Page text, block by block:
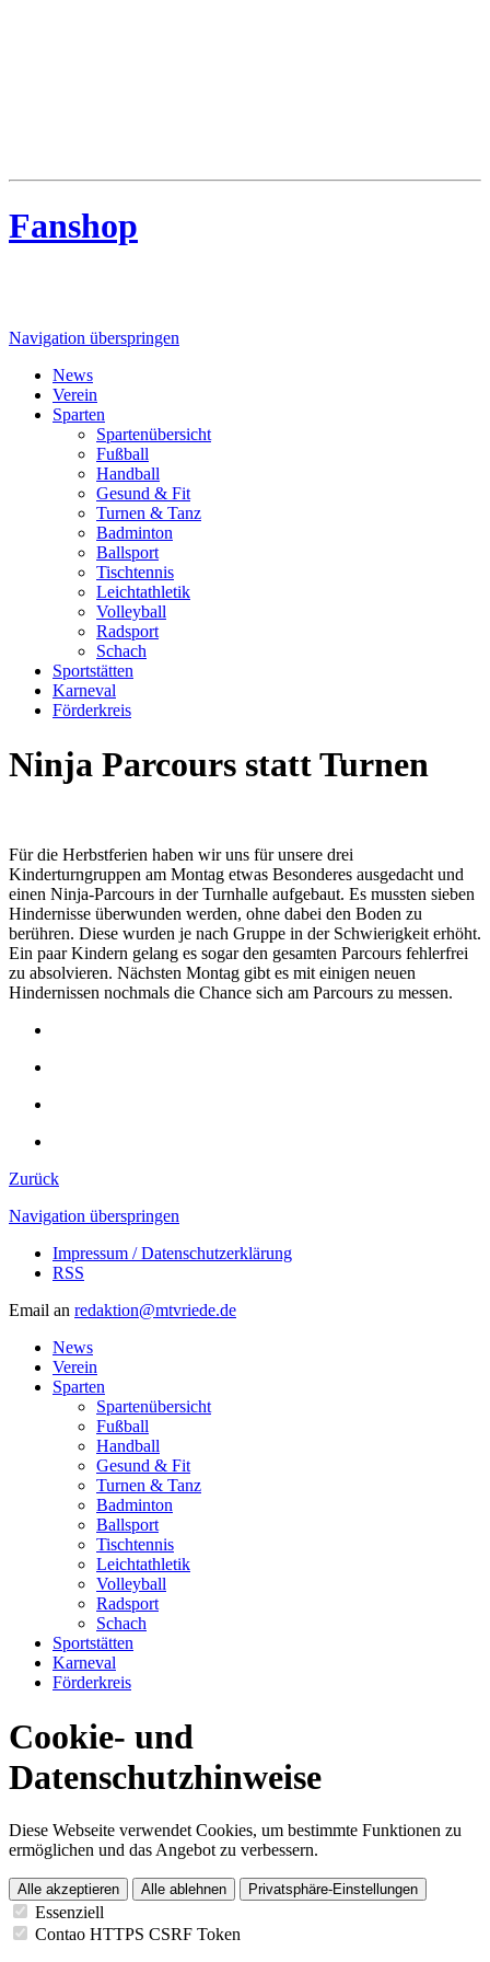
Fanshop
Navigation überspringen
News
Verein
Sparten
Spartenübersicht
Fußball
Handball
Gesund & Fit
Turnen & Tanz
Badminton
Ballsport
Tischtennis
Leichtathletik
Volleyball
Radsport
Schach
Sportstätten
Karneval
Förderkreis
Ninja Parcours statt Turnen
Für die Herbstferien haben wir uns für unsere drei
Kinderturngruppen am Montag etwas Besonderes ausgedacht und
einen Ninja-Parcours in der Turnhalle aufgebaut. Es mussten sieben
Hindernisse überwunden werden, ohne dabei den Boden zu
berühren. Diese wurden je nach Gruppe in der Schwierigkeit erhöht.
Ein paar Kindern gelang es sogar den gesamten Parcours fehlerfrei
zu absolvieren. Nächsten Montag gibt es mit einigen neuen
Hindernissen nochmals die Chance sich am Parcours zu messen.
Zurück
Navigation überspringen
Impressum / Datenschutzerklärung
RSS
Email an redaktion@mtvriede.de
News
Verein
Sparten
Spartenübersicht
Fußball
Handball
Gesund & Fit
Turnen & Tanz
Badminton
Ballsport
Tischtennis
Leichtathletik
Volleyball
Radsport
Schach
Sportstätten
Karneval
Förderkreis
Cookie- und
Datenschutzhinweise
Diese Webseite verwendet Cookies, um bestimmte Funktionen zu
ermöglichen und das Angebot zu verbessern.
Alle akzeptieren Alle ablehnen Privatsphäre-Einstellungen
Essenziell
Contao HTTPS CSRF Token